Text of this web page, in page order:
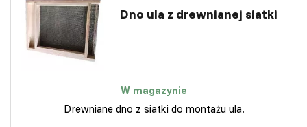
Dno ula z drewnianej siatki
W magazynie
Drewniane dno z siatki do montażu ula.